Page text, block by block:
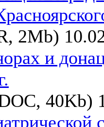
2Mb)
и
40Kb)